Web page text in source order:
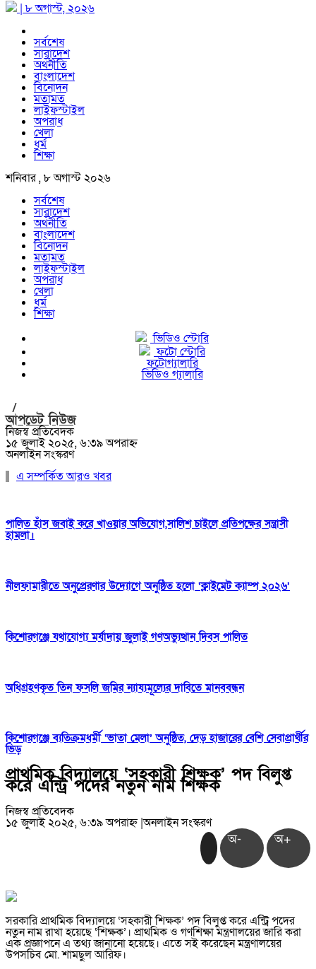
| ৮ অগাস্ট, ২০২৬
সর্বশেষ
সারাদেশ
অর্থনীতি
বাংলাদেশ
বিনোদন
মতামত
লাইফস্টাইল
অপরাধ
খেলা
ধর্ম
শিক্ষা
শনিবার , ৮ অগাস্ট ২০২৬
সর্বশেষ
সারাদেশ
অর্থনীতি
বাংলাদেশ
বিনোদন
মতামত
লাইফস্টাইল
অপরাধ
খেলা
ধর্ম
শিক্ষা
ভিডিও স্টোরি
ফটো স্টোরি
ফটোগ্যালারি
ভিডিও গ্যালারি
/
আপডেট নিউজ
নিজস্ব প্রতিবেদক
১৫ জুলাই ২০২৫, ৬:৩৯ অপরাহ্ন
অনলাইন সংস্করণ
এ সম্পর্কিত আরও খবর
পালিত হাঁস জবাই করে খাওয়ার অভিযোগ,সালিশ চাইলে প্রতিপক্ষের সন্ত্রাসী
হামলা।
নীলফামারীতে অনুপ্রেরণার উদ্যোগে অনুষ্ঠিত হলো ‘ক্লাইমেট ক্যাম্প ২০২৬’
কিশোরগঞ্জে যথাযোগ্য মর্যাদায় জুলাই গণঅভ্যুত্থান দিবস পালিত
অধিগ্রহণকৃত তিন ফসলি জমির ন্যায্যমূল্যের দাবিতে মানববন্ধন
কিশোরগঞ্জে ব্যতিক্রমধর্মী ‘ভাতা মেলা’ অনুষ্ঠিত, দেড় হাজারের বেশি সেবাপ্রার্থীর
ভিড়
প্রাথমিক বিদ্যালয়ে ‘সহকারী শিক্ষক’ পদ বিলুপ্ত
করে এন্ট্রি পদের নতুন নাম শিক্ষক
নিজস্ব প্রতিবেদক
১৫ জুলাই ২০২৫, ৬:৩৯ অপরাহ্ন|অনলাইন সংস্করণ
অ- অ+
সরকারি প্রাথমিক বিদ্যালয়ে ‘সহকারী শিক্ষক’ পদ বিলুপ্ত করে এন্ট্রি পদের
নতুন নাম রাখা হয়েছে ‘শিক্ষক’। প্রাথমিক ও গণশিক্ষা মন্ত্রণালয়ের জারি করা
এক প্রজ্ঞাপনে এ তথ্য জানানো হয়েছে। এতে সই করেছেন মন্ত্রণালয়ের
উপসচিব মো. শামছুল আরিফ।